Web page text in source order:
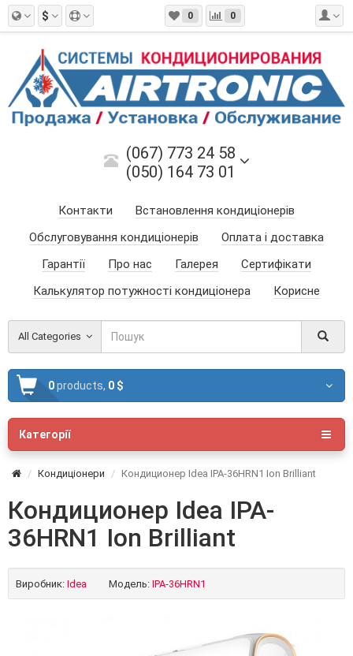
$ 0 0
(067) 773 24 58
(050) 164 73 01
Контакти
Встановлення кондиціонерів
Обслуговування кондиціонерів
Оплата і доставка
Гарантії
Про нас Галерея
Сертифікати
Калькулятор потужності кондиціонера
Корисне
All Categories
0products, 0 $
Категорії
Кондиціонери Кондиционер Idea IPA-36HRN1 Ion Brilliant
Кондиционер Idea IPA-
36HRN1 Ion Brilliant
Виробник: Idea Модель: IPA-36HRN1